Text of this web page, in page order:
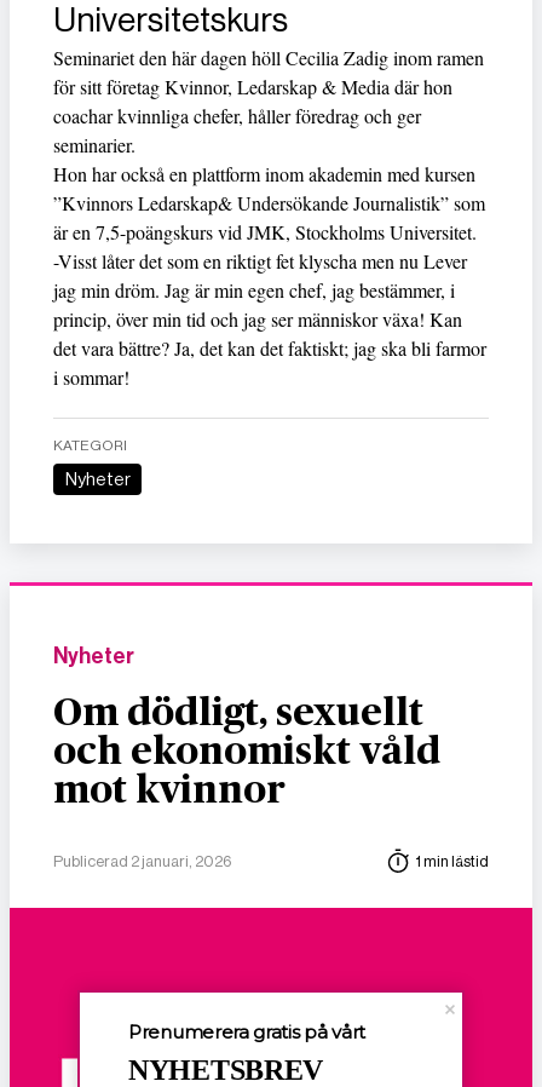
Universitetskurs
Seminariet den här dagen höll Cecilia Zadig inom ramen
för sitt företag Kvinnor, Ledarskap & Media där hon
coachar kvinnliga chefer, håller föredrag och ger
seminarier.
Hon har också en plattform inom akademin med kursen
”Kvinnors Ledarskap& Undersökande Journalistik” som
är en 7,5-poängskurs vid JMK, Stockholms Universitet.
-Visst låter det som en riktigt fet klyscha men nu Lever
jag min dröm. Jag är min egen chef, jag bestämmer, i
princip, över min tid och jag ser människor växa! Kan
det vara bättre? Ja, det kan det faktiskt; jag ska bli farmor
i sommar!
KATEGORI
Nyheter
Nyheter
Om dödligt, sexuellt
och ekonomiskt våld
mot kvinnor
Publicerad 2 januari, 2026 1 min lästid
Prenumerera gratis på vårt
NYHETSBREV